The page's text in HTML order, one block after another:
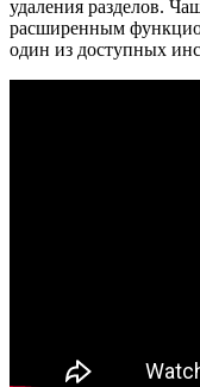
удаления разделов.
расширенным
один из доступных